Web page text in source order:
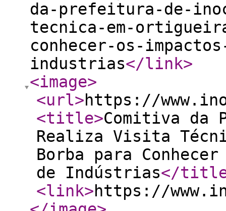
da-prefeitura-de-
tecnica-em-
conhecer-os-
industrias</link>
<image>
<url>https://
<title>Comitiva da
Realiza Visita
Borba para
de Indústrias</
<link>https://